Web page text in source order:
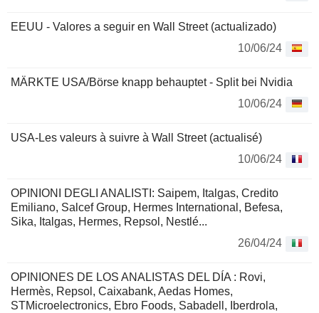
EEUU - Valores a seguir en Wall Street (actualizado)
10/06/24
MÄRKTE USA/Börse knapp behauptet - Split bei Nvidia
10/06/24
USA-Les valeurs à suivre à Wall Street (actualisé)
10/06/24
OPINIONI DEGLI ANALISTI: Saipem, Italgas, Credito
Emiliano, Salcef Group, Hermes International, Befesa,
Sika, Italgas, Hermes, Repsol, Nestlé...
26/04/24
OPINIONES DE LOS ANALISTAS DEL DÍA : Rovi,
Hermès, Repsol, Caixabank, Aedas Homes,
STMicroelectronics, Ebro Foods, Sabadell, Iberdrola,